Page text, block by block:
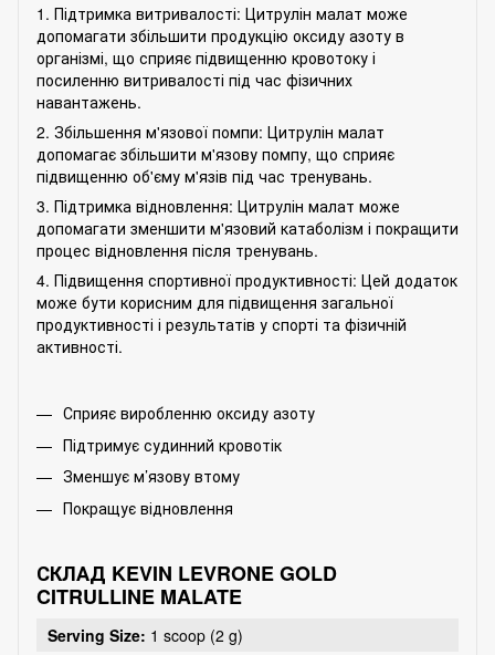
1. Підтримка витривалості: Цитрулін малат може
допомагати збільшити продукцію оксиду азоту в
організмі, що сприяє підвищенню кровотоку і
посиленню витривалості під час фізичних
навантажень.
2. Збільшення м'язової помпи: Цитрулін малат
допомагає збільшити м'язову помпу, що сприяє
підвищенню об'єму м'язів під час тренувань.
3. Підтримка відновлення: Цитрулін малат може
допомагати зменшити м'язовий катаболізм і покращити
процес відновлення після тренувань.
4. Підвищення спортивної продуктивності: Цей додаток
може бути корисним для підвищення загальної
продуктивності і результатів у спорті та фізичній
активності.
Сприяє виробленню оксиду азоту
Підтримує судинний кровотік
Зменшує м’язову втому
Покращує відновлення
СКЛАД KEVIN LEVRONE GOLD
CITRULLINE MALATE
Serving Size: 1 scoop (2 g)